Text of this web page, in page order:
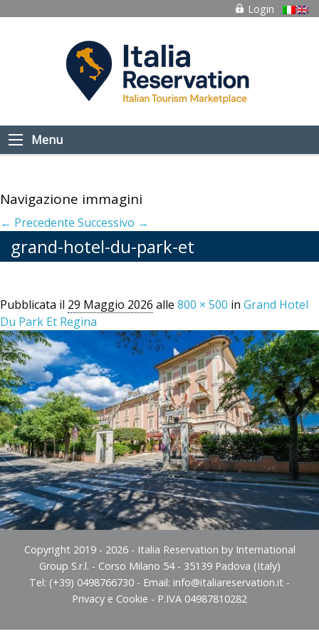
Login
Menu
Navigazione immagini
← Precedente Successivo →
grand-hotel-du-park-et
Pubblicata il 29 Maggio 2026 alle 800 × 500 in Grand Hotel
Du Park Et Regina
Copyright 2019 - 2026 - Italia Reservation by International
Group S.r.l. - Corso Milano 54 - 35139 Padova (Italy)
Tel: (+39) 0498766730 - Email: info@italiareservation.it -
Privacy e Cookie - P.IVA 04987810282